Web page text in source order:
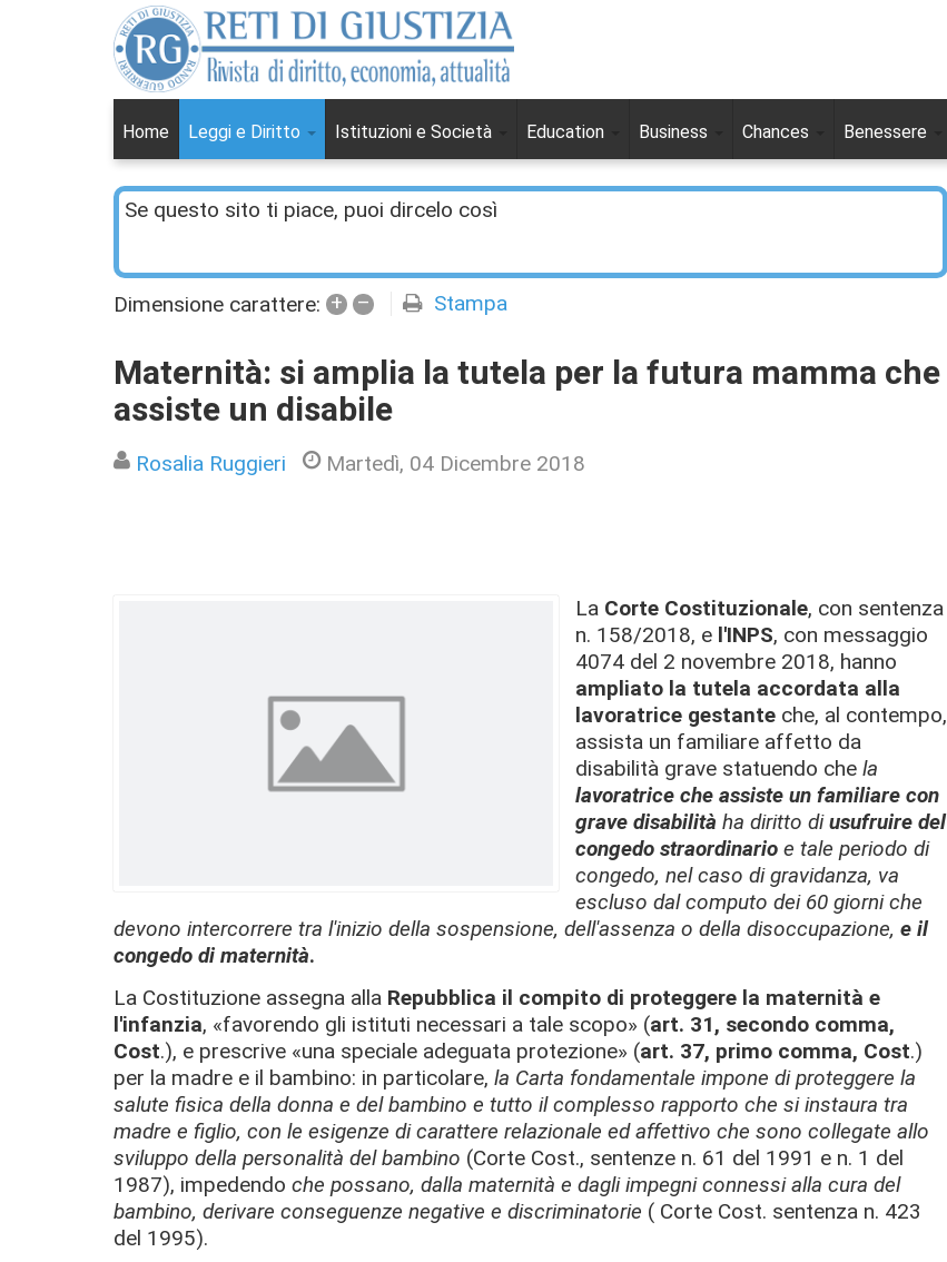
Home Leggi e Diritto Istituzioni e Società Education Business Chances Benessere
Se questo sito ti piace, puoi dircelo così
Dimensione carattere: + – Stampa
Maternità: si amplia la tutela per la futura mamma che
assiste un disabile
Rosalia Ruggieri Martedì, 04 Dicembre 2018
La Corte Costituzionale, con sentenza
n. 158/2018, e l'INPS, con messaggio
4074 del 2 novembre 2018, hanno
ampliato la tutela accordata alla
lavoratrice gestante che, al contempo,
assista un familiare affetto da
disabilità grave statuendo che la
lavoratrice che assiste un familiare con
grave disabilità ha diritto diusufruire del
congedo straordinario e tale periodo di
congedo, nel caso di gravidanza, va
escluso dal computo dei 60 giorni che
devono intercorrere tra l'inizio della sospensione, dell'assenza o della disoccupazione, e il
congedo di maternità.
La Costituzione assegna alla Repubblica il compito di proteggere la maternità e
l'infanzia, «favorendo gli istituti necessari a tale scopo» (art. 31, secondo comma,
Cost.), e prescrive «una speciale adeguata protezione» (art. 37, primo comma, Cost.)
per la madre e il bambino: in particolare, la Carta fondamentale impone di proteggere la
salute fisica della donna e del bambino e tutto il complesso rapporto che si instaura tra
madre e figlio, con le esigenze di carattere relazionale ed affettivo che sono collegate allo
sviluppo della personalità del bambino (Corte Cost., sentenze n. 61 del 1991 e n. 1 del
1987), impedendo che possano, dalla maternità e dagli impegni connessi alla cura del
bambino, derivare conseguenze negative e discriminatorie ( Corte Cost. sentenza n. 423
del 1995).